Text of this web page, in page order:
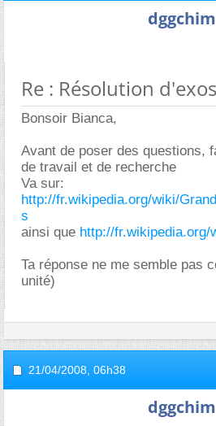
dggchim
Re : Résolution
Bonsoir Bianca,
Avant de poser des questions,
de travail et de recherche
Va sur:
http://fr.wikipedia.org/wiki/
s
ainsi que http://fr.wikipedia.org/
Ta réponse ne me semble pas
unité)
21/04/2008, 06h38
dggchim